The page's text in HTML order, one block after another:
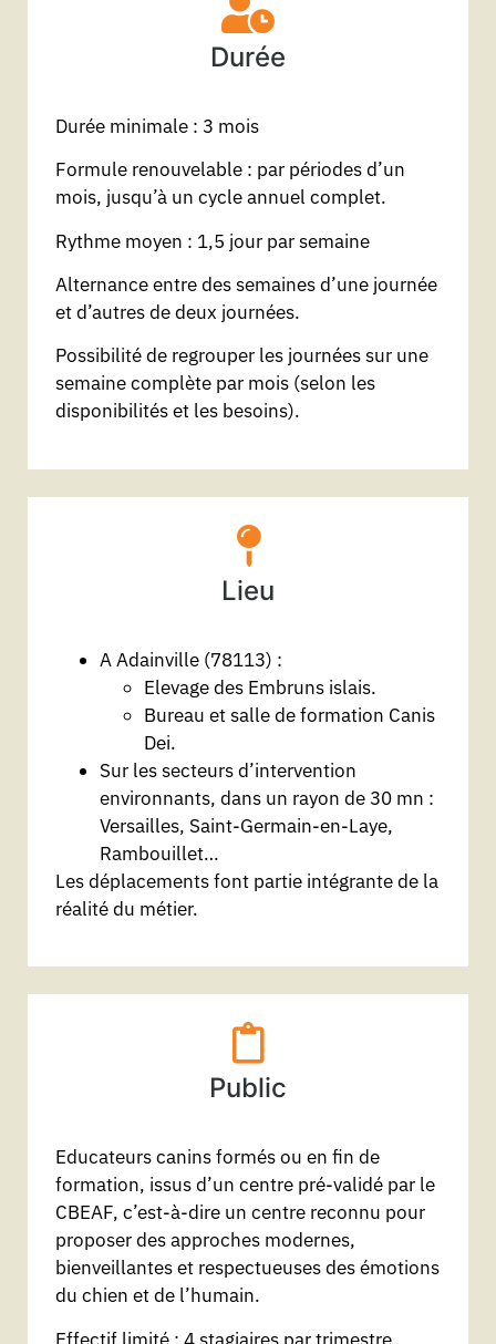
Durée
Durée minimale : 3 mois
Formule renouvelable : par périodes d’un
mois, jusqu’à un cycle annuel complet.
Rythme moyen : 1,5 jour par semaine
Alternance entre des semaines d’une journée
et d’autres de deux journées.
Possibilité de regrouper les journées sur une
semaine complète par mois (selon les
disponibilités et les besoins).
Lieu
A Adainville (78113) :
Elevage des Embruns islais.
Bureau et salle de formation Canis
Dei.
Sur les secteurs d’intervention
environnants, dans un rayon de 30 mn :
Versailles, Saint-Germain-en-Laye,
Rambouillet…
Les déplacements font partie intégrante de la
réalité du métier.
Public
Educateurs canins formés ou en fin de
formation, issus d’un centre pré-validé par le
CBEAF, c’est-à-dire un centre reconnu pour
proposer des approches modernes,
bienveillantes et respectueuses des émotions
du chien et de l’humain.